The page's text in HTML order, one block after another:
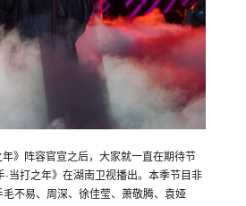
年》阵容官宣之后，大家就一直在期待节
·当打之年》在湖南卫视播出。本季节目非
不易、周深、徐佳莹、萧敬腾、袁娅